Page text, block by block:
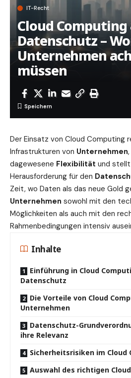
IT-Recht
Cloud Computing
Datenschutz –
Unternehmen
müssen
Der Einsatz von Cloud Computing
Infrastrukturen von Unternehmen
dagewesene Flexibilität und
Herausforderung für den
Zeit, wo Daten als das neue Gold
Unternehmen sowohl mit den
Möglichkeiten als auch mit den
Rahmenbedingungen intensiv
Inhalte
Einführung in Cloud
Datenschutz
Die Vorteile von Cloud
Unternehmen
Datenschutz-
ihre Relevanz
Sicherheitsrisiken im Cloud
Auswahl des richtigen